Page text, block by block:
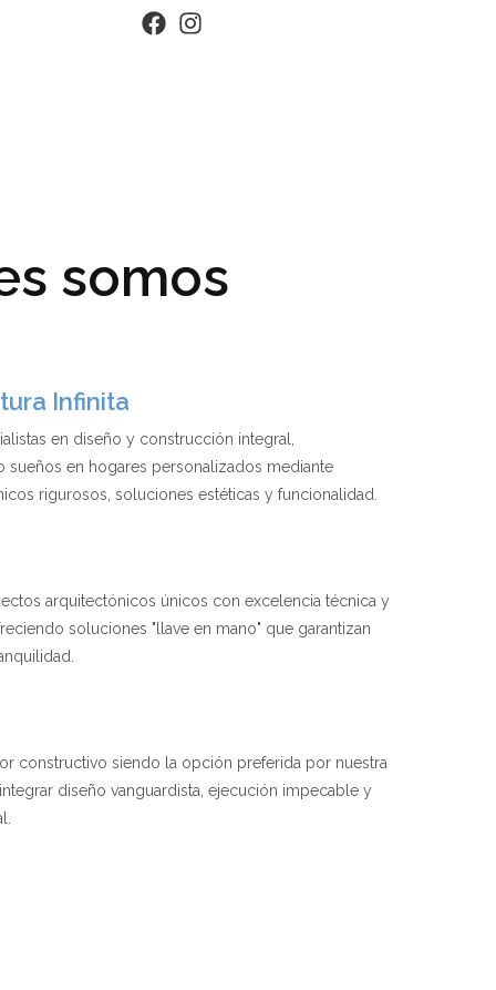
somos
Infinita
en diseño y construcción integral,
sueños en hogares personalizados mediante
rigurosos, soluciones estéticas y funcionalidad.
arquitectónicos únicos con excelencia técnica y
soluciones "llave en mano" que garantizan
constructivo siendo la opción preferida por nuestra
diseño vanguardista, ejecución impecable y